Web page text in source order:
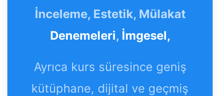
İnceleme, Estetik, Mülakat
Denemeleri, İmgesel,
Ayrıca kurs süresince geniş
kütüphane, dijital ve geçmiş